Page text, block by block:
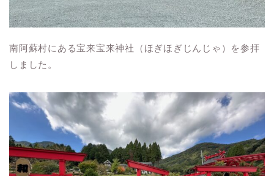
南阿蘇村にある宝来宝来神社（ほぎほぎじんじゃ）を参拝
しました。